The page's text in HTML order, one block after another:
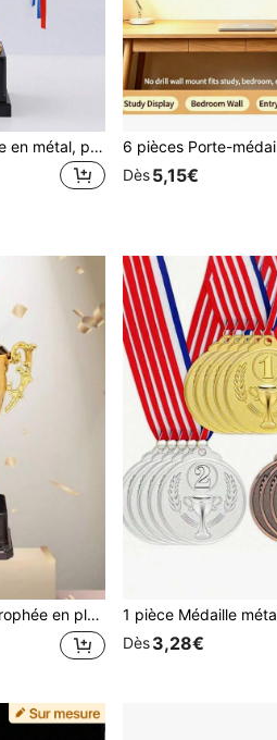
1 pièce Grand trophée en métal, personnalisable en tant que souvenir, trophée plaqué or, convient pour les événements sportifs, les championnats, les compétitions
Dès5,15€
les compétitions, les fêtes et les petits jeux. Récompenser les gagnants avec des prix.
Dès3,28€